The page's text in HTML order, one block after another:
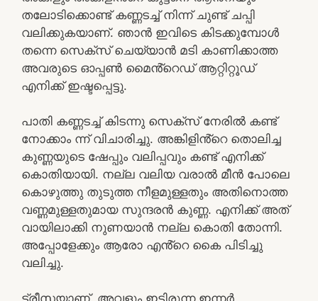
തലോടിക്കൊണ്ട് കണ്ണടച്ച് നിന്ന് ചുണ്ട് ചപ്പി
വലിക്കുകയാണ്. ഞാൻ ഇവിടെ കിടക്കുമ്പോൾ
തന്നെ സെക്സ് ചെയ്യാൻ മടി കാണിക്കാത്ത
അവരുടെ ഓപ്പൺ മൈൻ്റെഡ് ആറ്റിറ്റൂഡ്
എനിക്ക് ഇഷ്ടപ്പെട്ടു.
പാതി കണ്ണടച്ച് കിടന്നു സെക്സ് നേരിൽ കണ്ട്
നോക്കാം ന്ന് വിചാരിച്ചു. അങ്കിളിൻ്റെ തൊലിച്ച
കുണ്ണയുടെ ഷേപ്പും വലിപ്പവും കണ്ട് എനിക്ക്
കൊതിയായി. നല്ല വലിയ വരാൽ മീൻ പോലെ
കൊഴുത്തു തുടുത്ത നീളമുള്ളതും അതിനൊത്ത
വണ്ണമുള്ളതുമായ സുന്ദരൻ കുണ്ണ. എനിക്ക് അത്
വായിലാക്കി നുണയാൻ നല്ല കൊതി തോന്നി.
അപ്പോളേക്കും ആരോ എൻ്റെ കൈ പിടിച്ചു
വലിച്ചു.
ട്രീസയാണ്. അവളും ഇട്ടിരുന്ന ഇന്നർ